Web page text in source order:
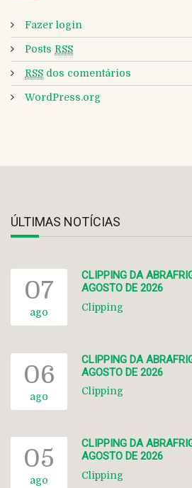
Fazer login
Posts RSS
RSS dos comentários
WordPress.org
ÚLTIMAS NOTÍCIAS
07
ago
CLIPPING DA
AGOSTO DE 2026
Clipping
06
ago
CLIPPING DA
AGOSTO DE 2026
Clipping
05
ago
CLIPPING DA
AGOSTO DE 2026
Clipping